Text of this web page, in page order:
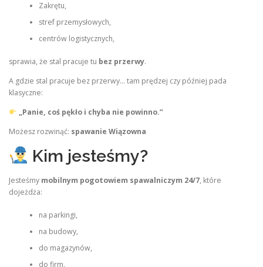
Zakrętu,
stref przemysłowych,
centrów logistycznych,
sprawia, że stal pracuje tu bez przerwy.
A gdzie stal pracuje bez przerwy… tam prędzej czy później pada
klasyczne:
„Panie, coś pękło i chyba nie powinno.”
Możesz rozwinąć: spawanie Wiązowna
Kim jesteśmy?
Jesteśmy mobilnym pogotowiem spawalniczym 24/7, które
dojeżdża:
na parkingi,
na budowy,
do magazynów,
do firm,